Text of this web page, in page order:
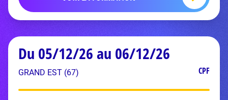
Du 05/12/26 au 06/12/26
GRAND EST (67) CPF